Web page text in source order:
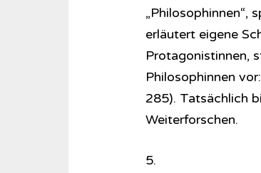
„Philosophinnen“,
erläutert eigene
Protagonistinnen,
Philosophinnen
285). Tatsächlich
Weiterforschen.
5.